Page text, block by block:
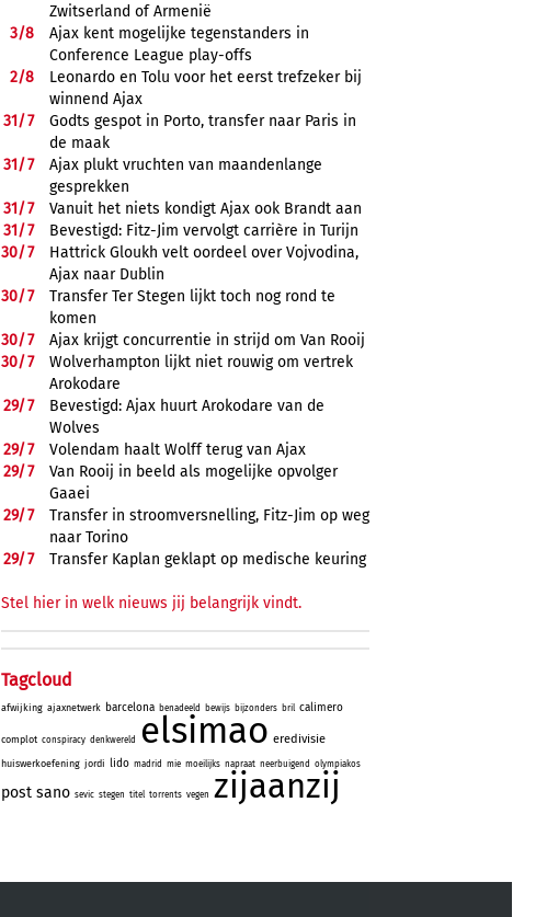
Zwitserland of Armenië
3/8
Ajax kent mogelijke tegenstanders in
Conference League play-offs
2/8
Leonardo en Tolu voor het eerst trefzeker bij
winnend Ajax
31/7
Godts gespot in Porto, transfer naar Paris in
de maak
31/7
Ajax plukt vruchten van maandenlange
gesprekken
31/7
Vanuit het niets kondigt Ajax ook Brandt aan
31/7
Bevestigd: Fitz-Jim vervolgt carrière in Turijn
30/7
Hattrick Gloukh velt oordeel over Vojvodina,
Ajax naar Dublin
30/7
Transfer Ter Stegen lijkt toch nog rond te
komen
30/7
Ajax krijgt concurrentie in strijd om Van Rooij
30/7
Wolverhampton lijkt niet rouwig om vertrek
Arokodare
29/7
Bevestigd: Ajax huurt Arokodare van de
Wolves
29/7
Volendam haalt Wolff terug van Ajax
29/7
Van Rooij in beeld als mogelijke opvolger
Gaaei
29/7
Transfer in stroomversnelling, Fitz-Jim op weg
naar Torino
29/7 Transfer Kaplan geklapt op medische keuring
Stel hier in welk nieuws jij belangrijk vindt.
Tagcloud
afwijking ajaxnetwerk barcelona benadeeld bewijs bijzonders bril calimero
complot conspiracy denkwereld elsimao eredivisie
huiswerkoefening jordi lido madrid mie moeilijks napraat neerbuigend olympiakos
post sano sevic stegen titel torrents vegen zijaanzij